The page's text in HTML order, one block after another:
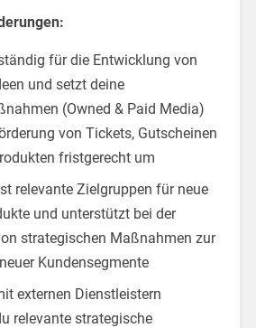
für die Entwicklung von
und setzt deine
(Owned & Paid Media)
von Tickets, Gutscheinen
fristgerecht um
relevante Zielgruppen für neue
und unterstützt bei der
strategischen Maßnahmen zur
Kundensegmente
externen Dienstleistern
relevante strategische